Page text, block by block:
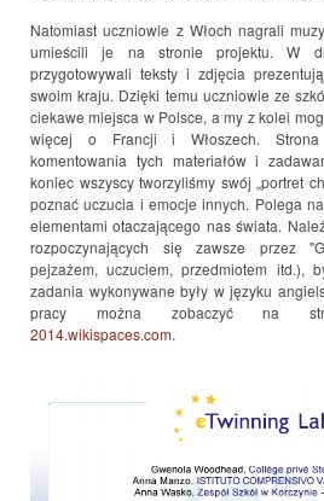
Natomiast uczniowie z Włoch nagrali
umieścili je na stronie projektu. W
przygotowywali teksty i zdjęcia
swoim kraju. Dzięki temu uczniowie ze
ciekawe miejsca w Polsce, a my z kolei
więcej o Francji i Włoszech. Strona
komentowania tych materiałów i
koniec wszyscy tworzyliśmy swój „portret
poznać uczucia i emocje innych. Polega
elementami otaczającego nas świata.
rozpoczynających się zawsze przez
pejzażem, uczuciem, przedmiotem itd.),
zadania wykonywane były w języku
pracy można zobaczyć na
2014.wikispaces.com.